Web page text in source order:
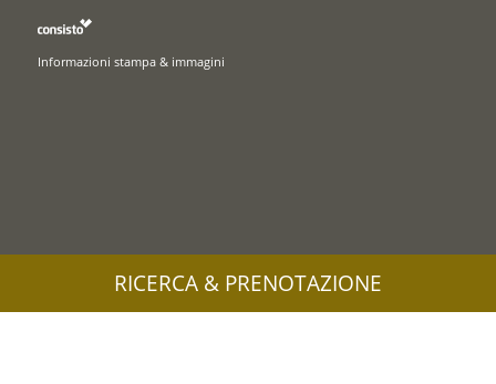
Informazioni stampa & immagini
RICERCA & PRENOTAZIONE